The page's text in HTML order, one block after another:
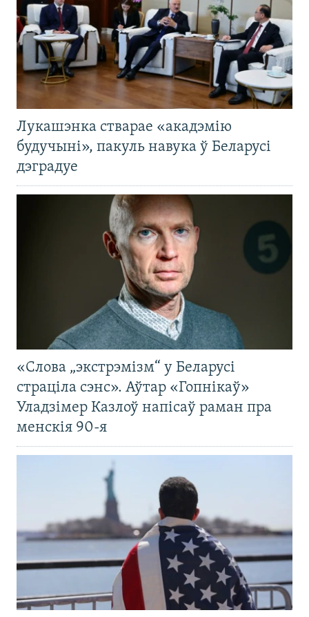
Лукашэнка стварае «акадэмію
будучыні», пакуль навука ў Беларусі
дэградуе
«Слова „экстрэмізм“ у Беларусі
страціла сэнс». Аўтар «Гопнікаў»
Уладзімер Казлоў напісаў раман пра
менскія 90-я